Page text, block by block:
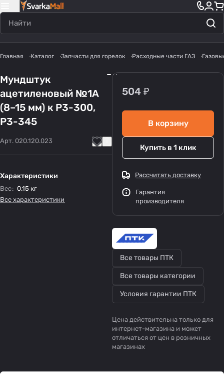
Главная Каталог Запчасти для горелок Расходные части ГАЗ
Мундштук
ацетиленовый №1А
(8–15 мм) к Р3-300,
Р3-345
Арт. 020.120.023
Характеристики
Вес: 0.15 кг
Все характеристики
504 ₽
В корзину
Купить в 1 клик
Рассчитать доставку
Гарантия
производителя
Все товары ПТК
Все товары категории
Условия гарантии ПТК
Цена действительна только для
интернет-магазина и может
отличаться от цен в розничных
магазинах